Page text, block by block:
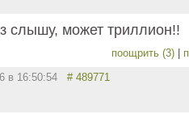
слышу, может триллион!!
поощрить (3) |
в 16:50:54 # 489771